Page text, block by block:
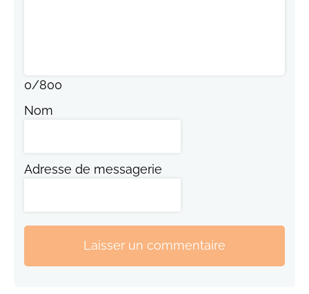
0/800
Nom
Adresse de messagerie
Laisser un commentaire